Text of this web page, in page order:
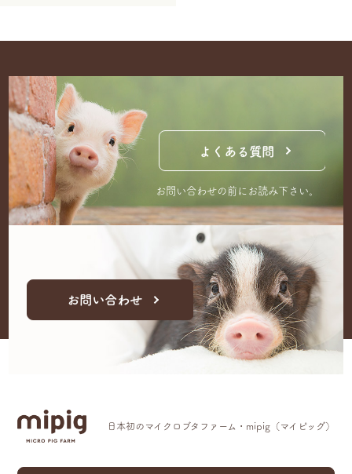
よくある質問
お問い合わせの前にお読み下さい。
お問い合わせ
日本初のマイクロブタファーム・mipig（マイピッグ）